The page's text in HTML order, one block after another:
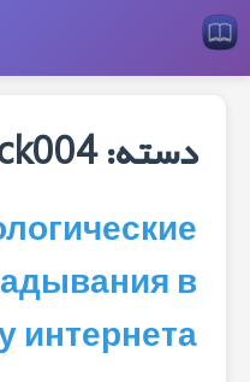
دسته:
в
интернета